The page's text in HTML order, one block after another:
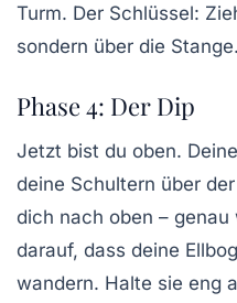
Turm. Der Schlüssel:
sondern über die Stange.
Phase 4: Der Dip
Jetzt bist du oben.
deine Schultern über
dich nach oben – genau
darauf, dass deine
wandern. Halte sie eng